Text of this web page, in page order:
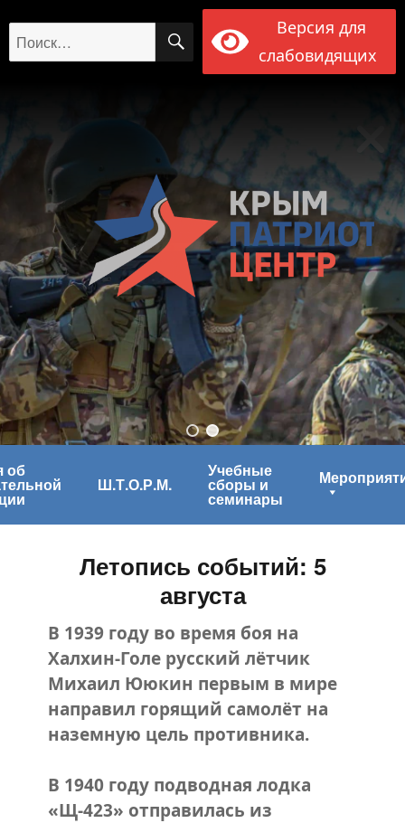
Искать: ПОИСК
Версия для
слабовидящих
об
Ш.Т.О.Р.М.
Учебные
сборы и
семинары
Летопись событий: 5
августа
В 1939 году во время боя на
Халхин-Голе русский лётчик
Михаил Ююкин первым в мире
направил горящий самолёт на
наземную цель противника.
В 1940 году подводная лодка
«Щ-423» отправилась из